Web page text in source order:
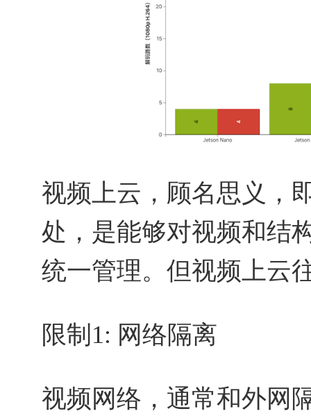
视频上云，顾名思义，
处，是能够对视频和结
统一管理。但视频上云
限制1: 网络隔离
视频网络，通常和外网